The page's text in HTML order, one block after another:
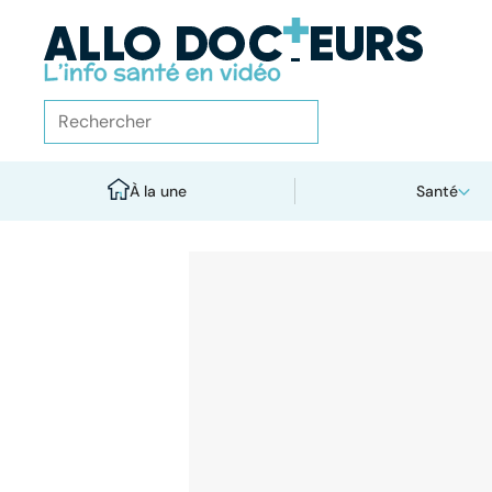
À la une Santé